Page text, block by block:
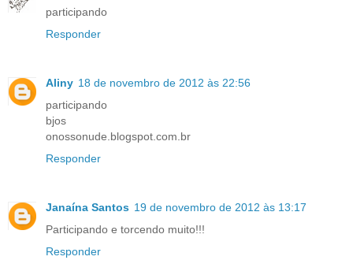
participando
Responder
Aliny 18 de novembro de 2012 às 22:56
participando
bjos
onossonude.blogspot.com.br
Responder
Janaína Santos 19 de novembro de 2012 às 13:17
Participando e torcendo muito!!!
Responder